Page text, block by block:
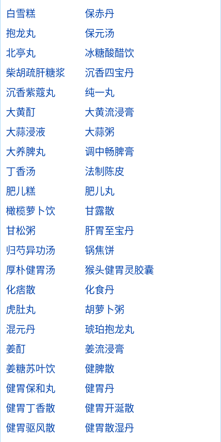
白雪糕
保赤丹
抱龙丸
保元汤
北亭丸
冰糖酸醋饮
柴胡疏肝糖浆
沉香四宝丹
沉香紫蔻丸
纯一丸
大黄酊
大黄流浸膏
大蒜浸液
大蒜粥
大养脾丸
调中畅脾膏
丁香汤
法制陈皮
肥儿糕
肥儿丸
橄榄萝卜饮
甘露散
甘松粥
肝胃至宝丹
归芍异功汤
锅焦饼
厚朴健胃汤
猴头健胃灵胶囊
化痞散
化食丹
虎肚丸
胡萝卜粥
混元丹
琥珀抱龙丸
姜酊
姜流浸膏
姜糖苏叶饮
健脾散
健胃保和丸
健胃丹
健胃丁香散
健胃开涎散
健胃驱风散
健胃散湿丹